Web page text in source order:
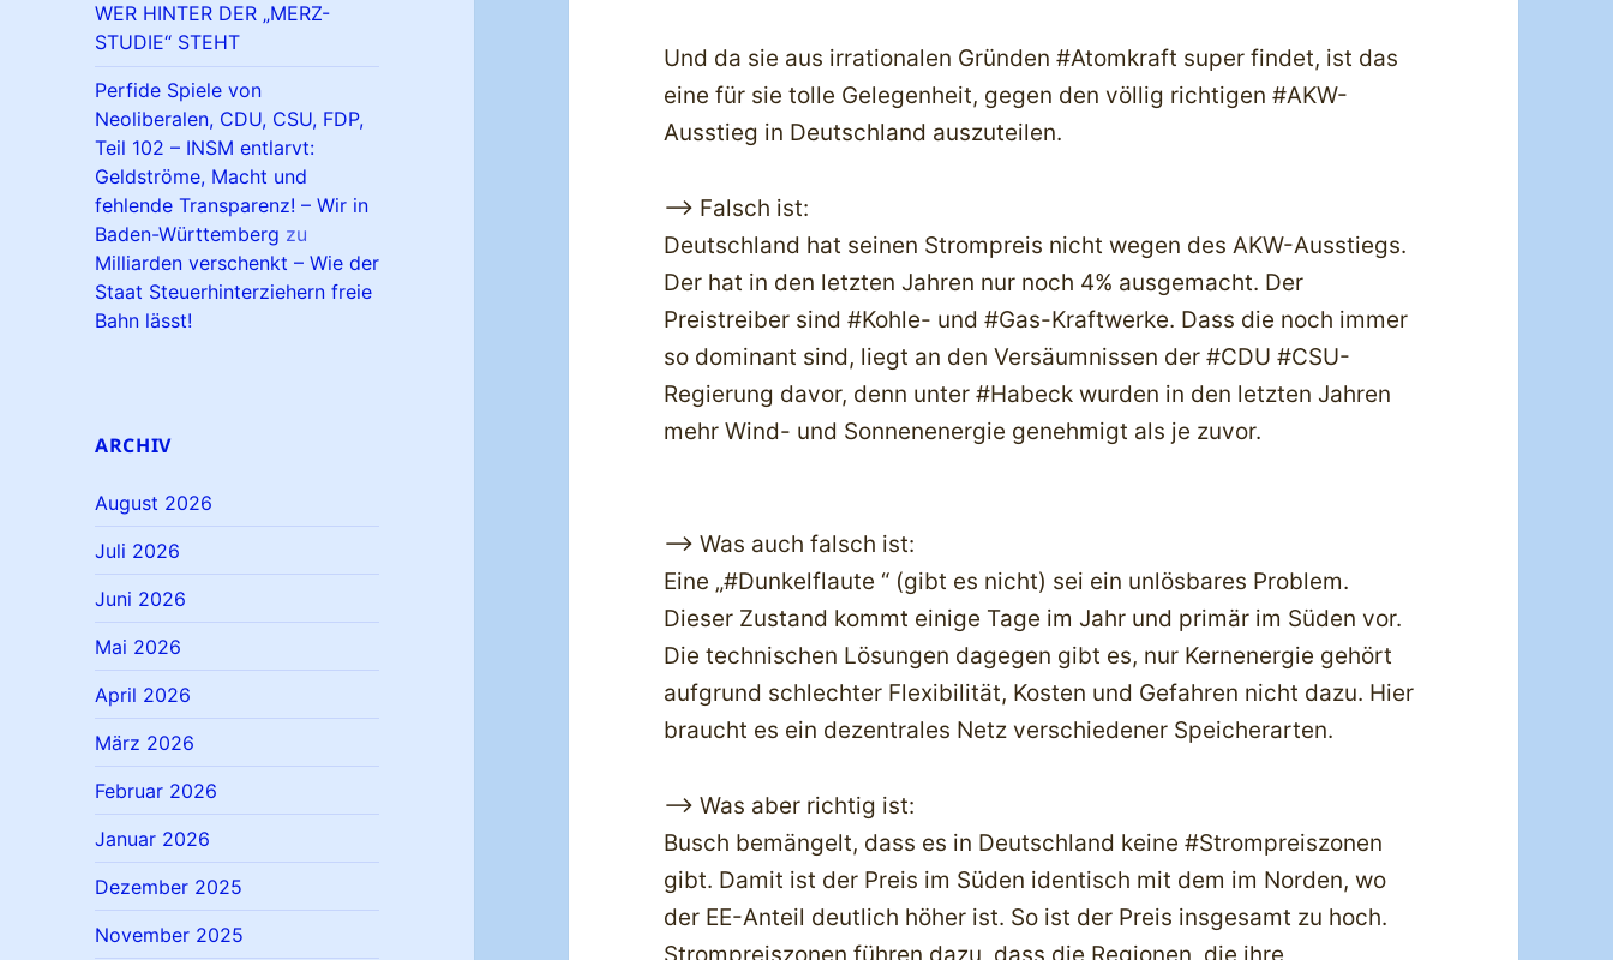
WER HINTER DER „MERZ-
STUDIE“ STEHT
Perfide Spiele von
Neoliberalen, CDU, CSU, FDP,
Teil 102 – INSM entlarvt:
Geldströme, Macht und
fehlende Transparenz! – Wir in
Baden-Württemberg zu
Milliarden verschenkt – Wie der
Staat Steuerhinterziehern freie
Bahn lässt!
ARCHIV
August 2026
Juli 2026
Juni 2026
Mai 2026
April 2026
März 2026
Februar 2026
Januar 2026
Dezember 2025
November 2025
Und da sie aus irrationalen Gründen #Atomkraft super findet, ist das
eine für sie tolle Gelegenheit, gegen den völlig richtigen #AKW-
Ausstieg in Deutschland auszuteilen.
—> Falsch ist:
Deutschland hat seinen Strompreis nicht wegen des AKW-Ausstiegs.
Der hat in den letzten Jahren nur noch 4% ausgemacht. Der
Preistreiber sind #Kohle- und #Gas-Kraftwerke. Dass die noch immer
so dominant sind, liegt an den Versäumnissen der #CDU #CSU-
Regierung davor, denn unter #Habeck wurden in den letzten Jahren
mehr Wind- und Sonnenenergie genehmigt als je zuvor.
—> Was auch falsch ist:
Eine „#Dunkelflaute “ (gibt es nicht) sei ein unlösbares Problem.
Dieser Zustand kommt einige Tage im Jahr und primär im Süden vor.
Die technischen Lösungen dagegen gibt es, nur Kernenergie gehört
aufgrund schlechter Flexibilität, Kosten und Gefahren nicht dazu. Hier
braucht es ein dezentrales Netz verschiedener Speicherarten.
—> Was aber richtig ist:
Busch bemängelt, dass es in Deutschland keine #Strompreiszonen
gibt. Damit ist der Preis im Süden identisch mit dem im Norden, wo
der EE-Anteil deutlich höher ist. So ist der Preis insgesamt zu hoch.